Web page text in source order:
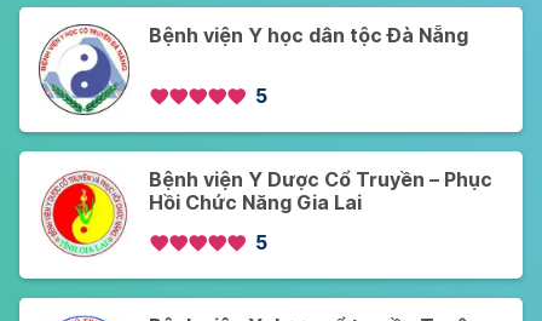
Bệnh viện Y học dân tộc Đà Nẵng
5
Bệnh viện Y Dược Cổ Truyền – Phục
Hồi Chức Năng Gia Lai
5